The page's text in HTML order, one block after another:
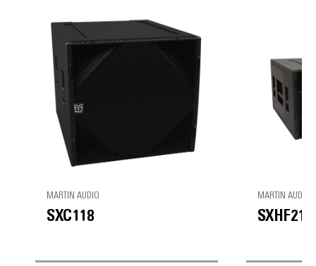
MARTIN AUDIO
SXC118
MARTIN AUDIO
SXHF218